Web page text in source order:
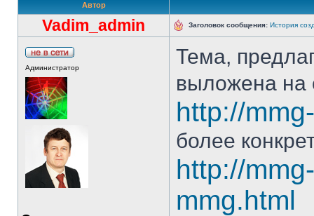
Автор
Vadim_admin Заголовок сообщения: История
Администратор
Тема,
выложена на
http://
более
http://
mmg.html